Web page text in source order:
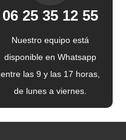
06 25 35 12 55
Nuestro equipo está
disponible en Whatsapp
entre las 9 y las 17 horas,
de lunes a viernes.